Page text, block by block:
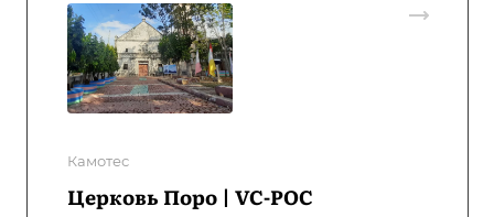
Камотес
Церковь Поро | VC-POC